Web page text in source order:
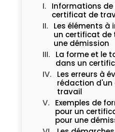
Informations de
certificat de
Les éléments à
un certificat de
une démission
La forme et le
dans un
Les erreurs à
rédaction
travail
Exemples de
pour un
pour une